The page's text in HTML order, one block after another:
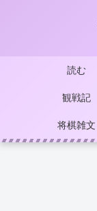
読む
観戦記
将棋雑文